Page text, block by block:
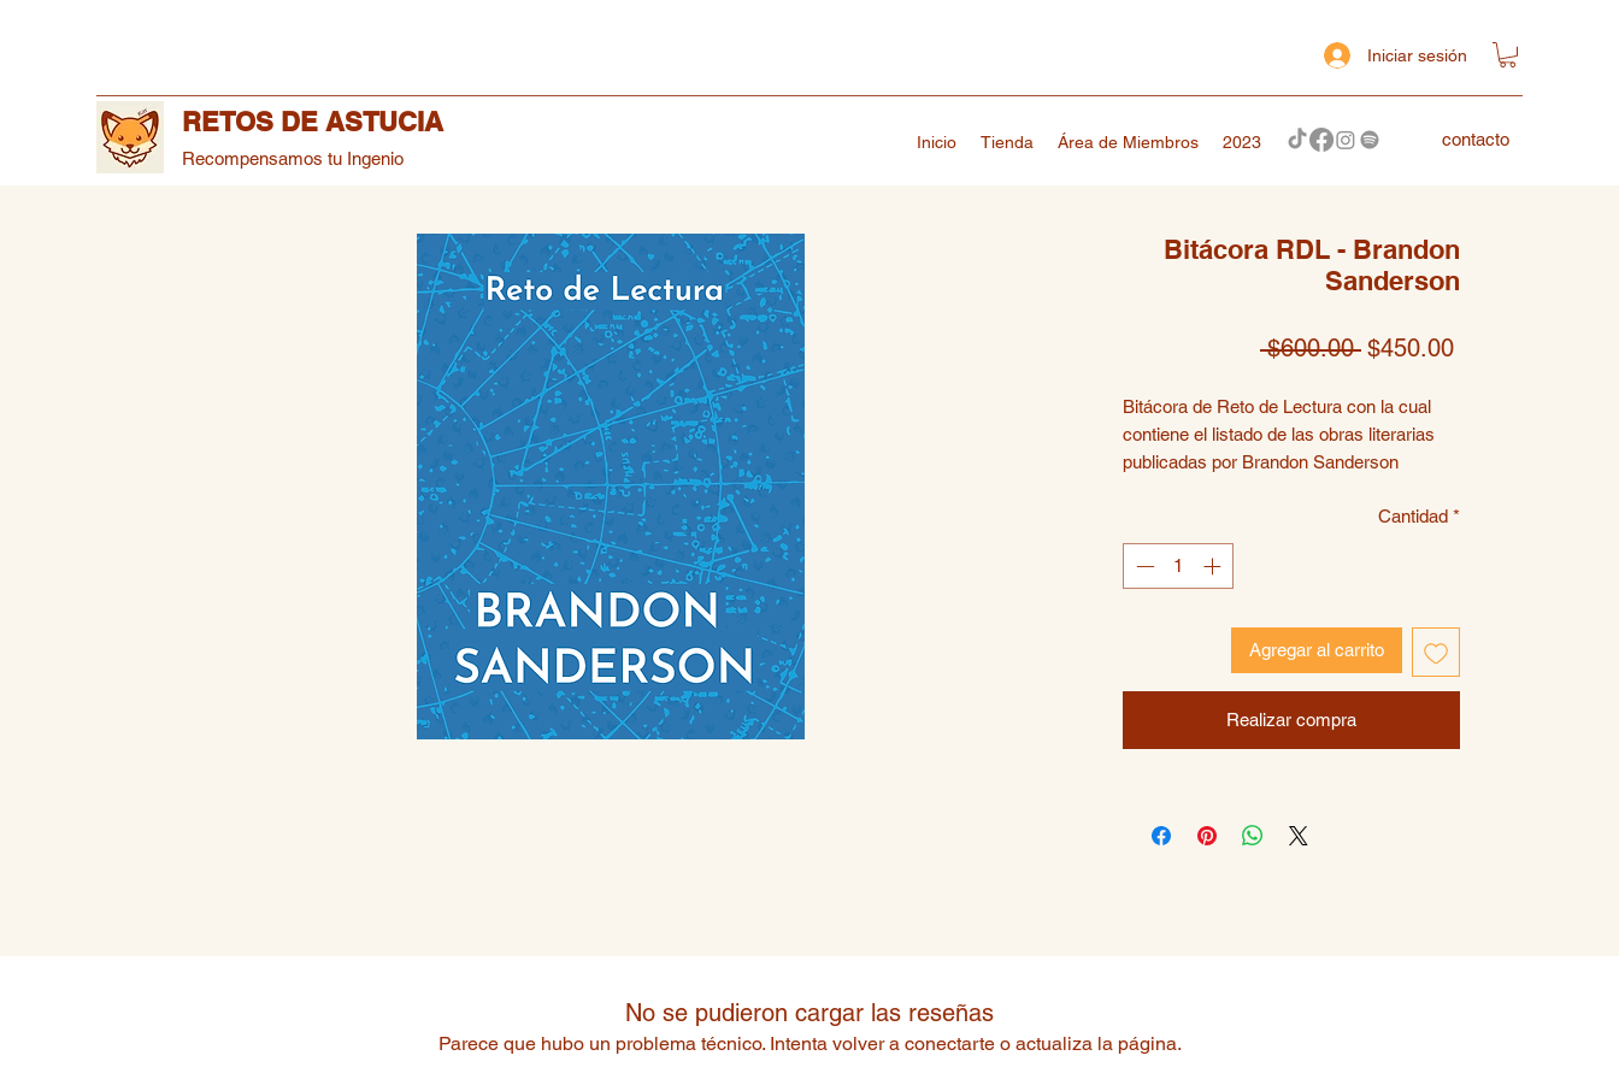
Iniciar sesión
RETOS DE ASTUCIA
Recompensamos tu Ingenio
Inicio Tienda Área de Miembros 2023 contacto
Bitácora RDL - Brandon
Sanderson
$600.00 Precio
$450.00Precio
Bitácora de Reto de Lectura con la cual
contiene el listado de las obras literarias
publicadas por Brandon Sanderson
dibujar, calificar, documentar tu colección y
tener un seguimiento de tus lecturas,
personajes favoritos y notas.
hojas de alto gramaje y detalles a color.
Cantidad *
Agregar al carrito
Realizar compra
No se pudieron cargar las reseñas
Parece que hubo un problema técnico. Intenta volver a conectarte o actualiza la página.